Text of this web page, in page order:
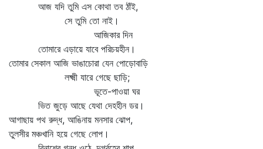
আজ যদি তুমি এস কোথা তব ঠাঁই,
সে তুমি তো নাই।
আজিকার দিন
তোমারে এড়ায়ে যাবে পরিচয়হীন।
তোমার সেকাল আজি ভাঙাচোরা যেন পোড়োবাড়ি
লক্ষ্মী যারে গেছে ছাড়ি;
ভূতে-পাওয়া ঘর
ভিত জুড়ে আছে যেথা দেহহীন ডর।
আগাছায় পথ রুদ্ধ, আঙিনায় মনসার ঝোপ,
তুলসীর মঞ্চখানি হয়ে গেছে লোপ।